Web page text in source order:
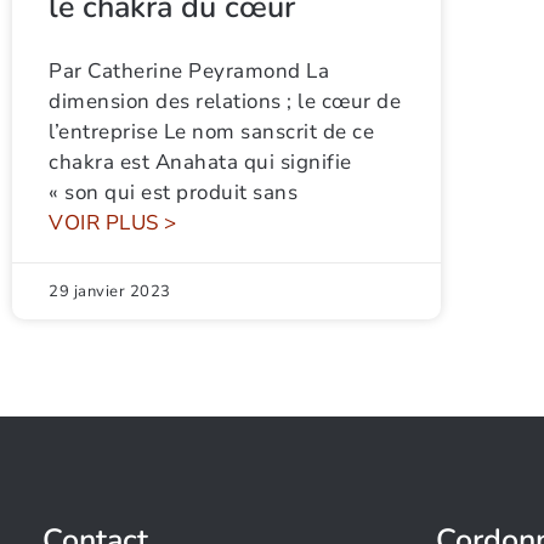
Par Catherine Peyramond La
dimension des relations ; le cœur de
l’entreprise Le nom sanscrit de ce
chakra est Anahata qui signifie
« son qui est produit sans
VOIR PLUS >
29 janvier 2023